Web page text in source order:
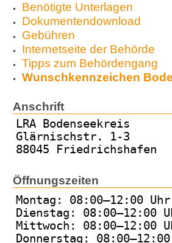
Benötigte Unterlagen
Dokumentendownload
Gebühren
Internetseite der Behörde
Tipps zum Behördengang
Wunschkennzeichen
Anschrift
LRA Bodenseekreis
Glärnischstr. 1-3
88045 Friedrichshafen
Öffnungszeiten
Montag: 08:00–12:00 Uhr
Dienstag: 08:00–12:00
Mittwoch: 08:00–12:00
Donnerstag: